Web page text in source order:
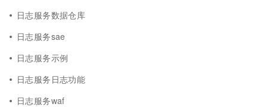
日志服务数据仓库
日志服务sae
日志服务示例
日志服务日志功能
日志服务waf